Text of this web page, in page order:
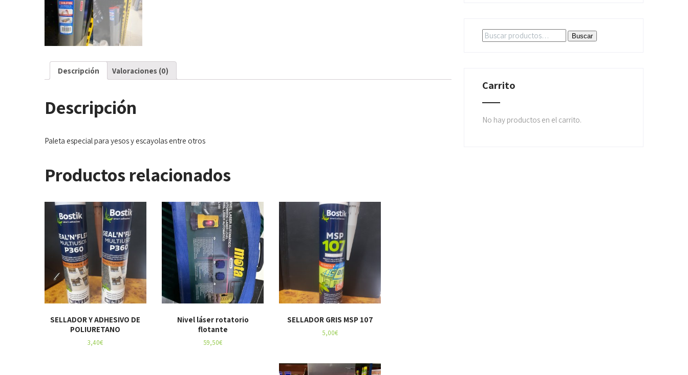
Descripción Valoraciones (0)
Descripción
Paleta especial para yesos y escayolas entre otros
Productos relacionados
SELLADOR Y ADHESIVO DE
POLIURETANO
3,40€
Nivel láser rotatorio
flotante
59,50€
SELLADOR GRIS MSP 107
5,00€
Buscar
por:
Buscar
Carrito
No hay productos en el carrito.